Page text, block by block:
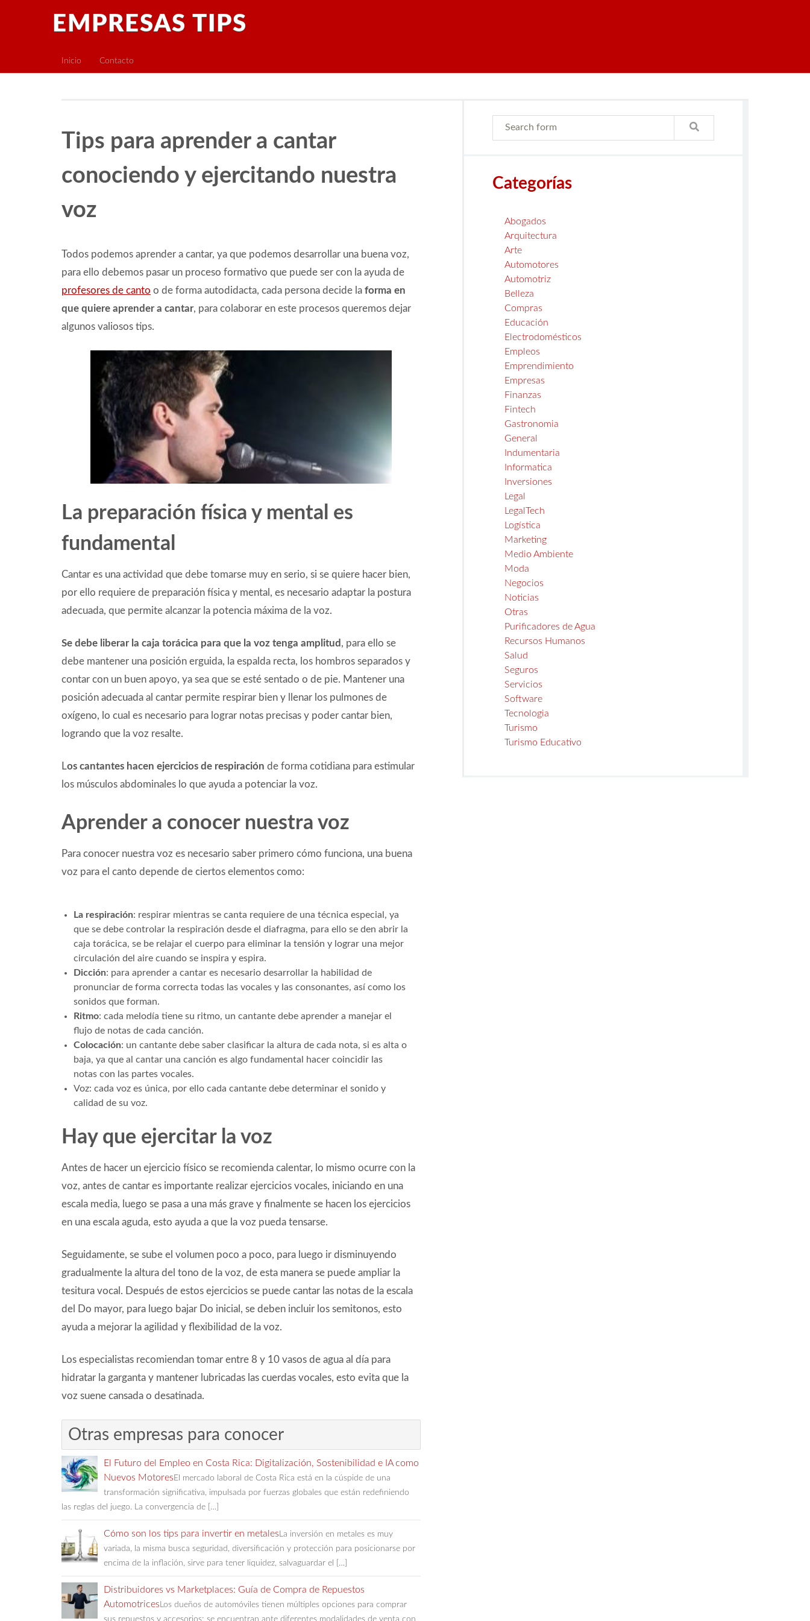
EMPRESAS TIPS
Inicio Contacto
Tips para aprender a cantar
conociendo y ejercitando nuestra
voz
Todos podemos aprender a cantar, ya que podemos desarrollar una buena voz,
para ello debemos pasar un proceso formativo que puede ser con la ayuda de
profesores de canto o de forma autodidacta, cada persona decide la forma en
que quiere aprender a cantar, para colaborar en este procesos queremos dejar
algunos valiosos tips.
La preparación física y mental es
fundamental
Cantar es una actividad que debe tomarse muy en serio, si se quiere hacer bien,
por ello requiere de preparación física y mental, es necesario adaptar la postura
adecuada, que permite alcanzar la potencia máxima de la voz.
Se debe liberar la caja torácica para que la voz tenga amplitud , para ello se
debe mantener una posición erguida, la espalda recta, los hombros separados y
contar con un buen apoyo, ya sea que se esté sentado o de pie. Mantener una
posición adecuada al cantar permite respirar bien y llenar los pulmones de
oxígeno, lo cual es necesario para lograr notas precisas y poder cantar bien,
logrando que la voz resalte.
Los cantantes hacen ejercicios de respiración de forma cotidiana para estimular
los músculos abdominales lo que ayuda a potenciar la voz.
Aprender a conocer nuestra voz
Para conocer nuestra voz es necesario saber primero cómo funciona, una buena
voz para el canto depende de ciertos elementos como:
La respiración: respirar mientras se canta requiere de una técnica especial, ya
que se debe controlar la respiración desde el diafragma, para ello se den abrir la
caja torácica, se be relajar el cuerpo para eliminar la tensión y lograr una mejor
circulación del aire cuando se inspira y espira.
Dicción: para aprender a cantar es necesario desarrollar la habilidad de
pronunciar de forma correcta todas las vocales y las consonantes, así como los
sonidos que forman.
Ritmo: cada melodía tiene su ritmo, un cantante debe aprender a manejar el
flujo de notas de cada canción.
Colocación: un cantante debe saber clasificar la altura de cada nota, si es alta o
baja, ya que al cantar una canción es algo fundamental hacer coincidir las
notas con las partes vocales.
Voz: cada voz es única, por ello cada cantante debe determinar el sonido y
calidad de su voz.
Hay que ejercitar la voz
Antes de hacer un ejercicio físico se recomienda calentar, lo mismo ocurre con la
voz, antes de cantar es importante realizar ejercicios vocales, iniciando en una
escala media, luego se pasa a una más grave y finalmente se hacen los ejercicios
en una escala aguda, esto ayuda a que la voz pueda tensarse.
Seguidamente, se sube el volumen poco a poco, para luego ir disminuyendo
gradualmente la altura del tono de la voz, de esta manera se puede ampliar la
tesitura vocal. Después de estos ejercicios se puede cantar las notas de la escala
del Do mayor, para luego bajar Do inicial, se deben incluir los semitonos, esto
ayuda a mejorar la agilidad y flexibilidad de la voz.
Los especialistas recomiendan tomar entre 8 y 10 vasos de agua al día para
hidratar la garganta y mantener lubricadas las cuerdas vocales, esto evita que la
voz suene cansada o desatinada.
Otras empresas para conocer
El Futuro del Empleo en Costa Rica: Digitalización, Sostenibilidad e IA como
Nuevos Motores El mercado laboral de Costa Rica está en la cúspide de una
transformación significativa, impulsada por fuerzas globales que están redefiniendo
las reglas del juego. La convergencia de […]
Cómo son los tips para invertir en metales La inversión en metales es muy
variada, la misma busca seguridad, diversificación y protección para posicionarse por
encima de la inflación, sirve para tener liquidez, salvaguardar el […]
Distribuidores vs Marketplaces: Guía de Compra de Repuestos
Automotrices Los dueños de automóviles tienen múltiples opciones para comprar
sus repuestos y accesorios; se encuentran ante diferentes modalidades de venta con
Categorías
Abogados
Arquitectura
Arte
Automotores
Automotriz
Belleza
Compras
Educación
Electrodomésticos
Empleos
Emprendimiento
Empresas
Finanzas
Fintech
Gastronomia
General
Indumentaria
Informatica
Inversiones
Legal
LegalTech
Logística
Marketing
Medio Ambiente
Moda
Negocios
Noticias
Otras
Purificadores de Agua
Recursos Humanos
Salud
Seguros
Servicios
Software
Tecnologia
Turismo
Turismo Educativo